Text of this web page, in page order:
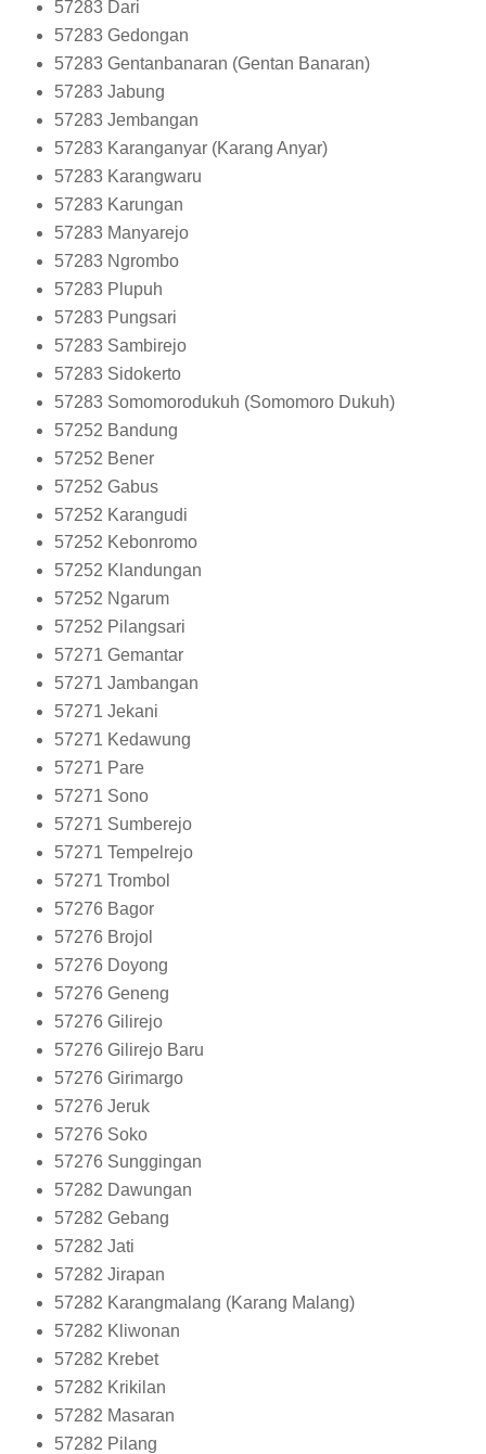
57283 Dari
57283 Gedongan
57283 Gentanbanaran (Gentan Banaran)
57283 Jabung
57283 Jembangan
57283 Karanganyar (Karang Anyar)
57283 Karangwaru
57283 Karungan
57283 Manyarejo
57283 Ngrombo
57283 Plupuh
57283 Pungsari
57283 Sambirejo
57283 Sidokerto
57283 Somomorodukuh (Somomoro Dukuh)
57252 Bandung
57252 Bener
57252 Gabus
57252 Karangudi
57252 Kebonromo
57252 Klandungan
57252 Ngarum
57252 Pilangsari
57271 Gemantar
57271 Jambangan
57271 Jekani
57271 Kedawung
57271 Pare
57271 Sono
57271 Sumberejo
57271 Tempelrejo
57271 Trombol
57276 Bagor
57276 Brojol
57276 Doyong
57276 Geneng
57276 Gilirejo
57276 Gilirejo Baru
57276 Girimargo
57276 Jeruk
57276 Soko
57276 Sunggingan
57282 Dawungan
57282 Gebang
57282 Jati
57282 Jirapan
57282 Karangmalang (Karang Malang)
57282 Kliwonan
57282 Krebet
57282 Krikilan
57282 Masaran
57282 Pilang